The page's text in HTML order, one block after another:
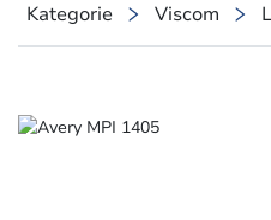
Kategorie Viscom
Slide 1 of 1